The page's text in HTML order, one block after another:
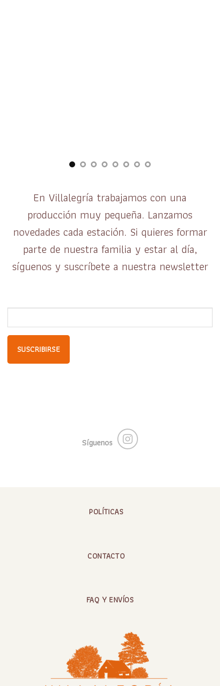
En Villalegría trabajamos con una
producción muy pequeña. Lanzamos
novedades cada estación. Si quieres formar
parte de nuestra familia y estar al día,
síguenos y suscríbete a nuestra newsletter
Síguenos
POLÍTICAS
CONTACTO
FAQ Y ENVÍOS